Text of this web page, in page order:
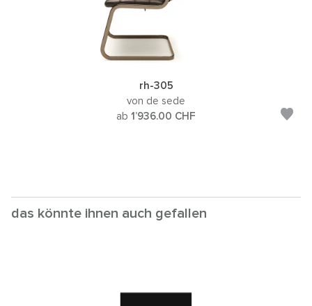
rh-305
von de sede
ab 1’936.00 CHF
das könnte ihnen auch gefallen